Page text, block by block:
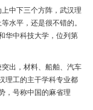
中下三个方阵，武汉理
水平，还是很不错的。
华中科技大学，位列第
出，材料、船舶、汽车
理工的主干学科专业都
，号称中国的麻省理